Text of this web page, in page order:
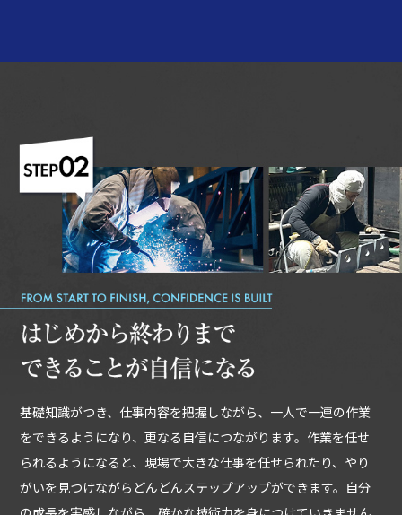
基礎知識がつき、仕事内容を把握しながら、一人で一連の作業
をできるようになり、更なる自信につながります。作業を任せ
られるようになると、現場で大きな仕事を任せられたり、やり
がいを見つけながらどんどんステップアップができます。自分